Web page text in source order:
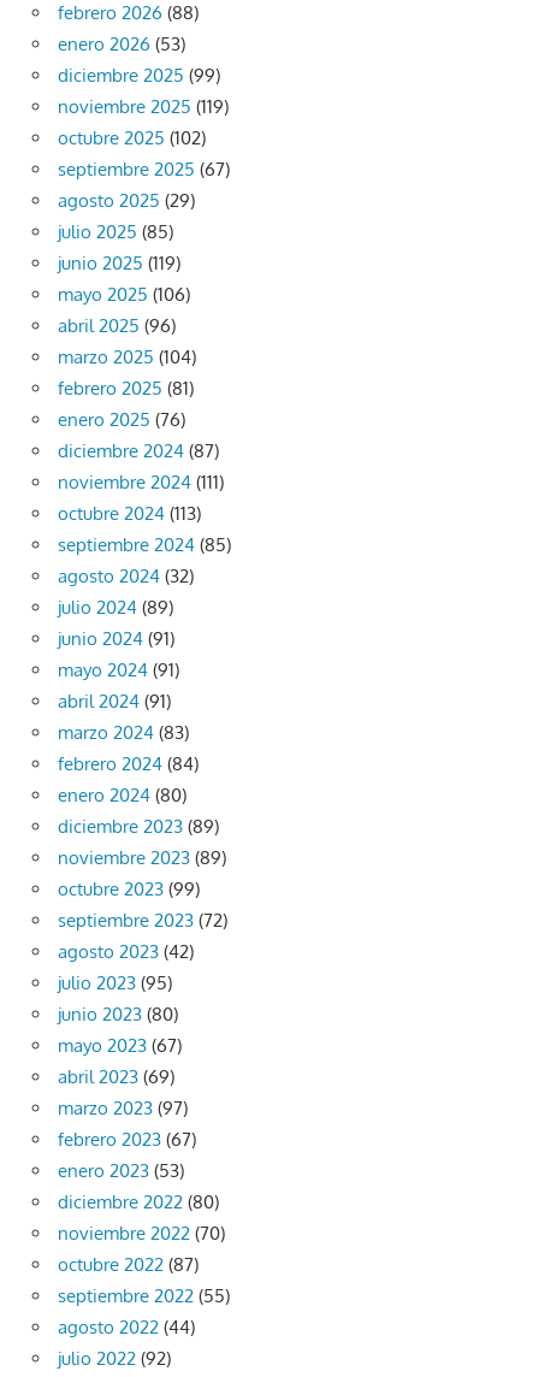
febrero 2026 (88)
enero 2026 (53)
diciembre 2025 (99)
noviembre 2025 (119)
octubre 2025 (102)
septiembre 2025 (67)
agosto 2025 (29)
julio 2025 (85)
junio 2025 (119)
mayo 2025 (106)
abril 2025 (96)
marzo 2025 (104)
febrero 2025 (81)
enero 2025 (76)
diciembre 2024 (87)
noviembre 2024 (111)
octubre 2024 (113)
septiembre 2024 (85)
agosto 2024 (32)
julio 2024 (89)
junio 2024 (91)
mayo 2024 (91)
abril 2024 (91)
marzo 2024 (83)
febrero 2024 (84)
enero 2024 (80)
diciembre 2023 (89)
noviembre 2023 (89)
octubre 2023 (99)
septiembre 2023 (72)
agosto 2023 (42)
julio 2023 (95)
junio 2023 (80)
mayo 2023 (67)
abril 2023 (69)
marzo 2023 (97)
febrero 2023 (67)
enero 2023 (53)
diciembre 2022 (80)
noviembre 2022 (70)
octubre 2022 (87)
septiembre 2022 (55)
agosto 2022 (44)
julio 2022 (92)